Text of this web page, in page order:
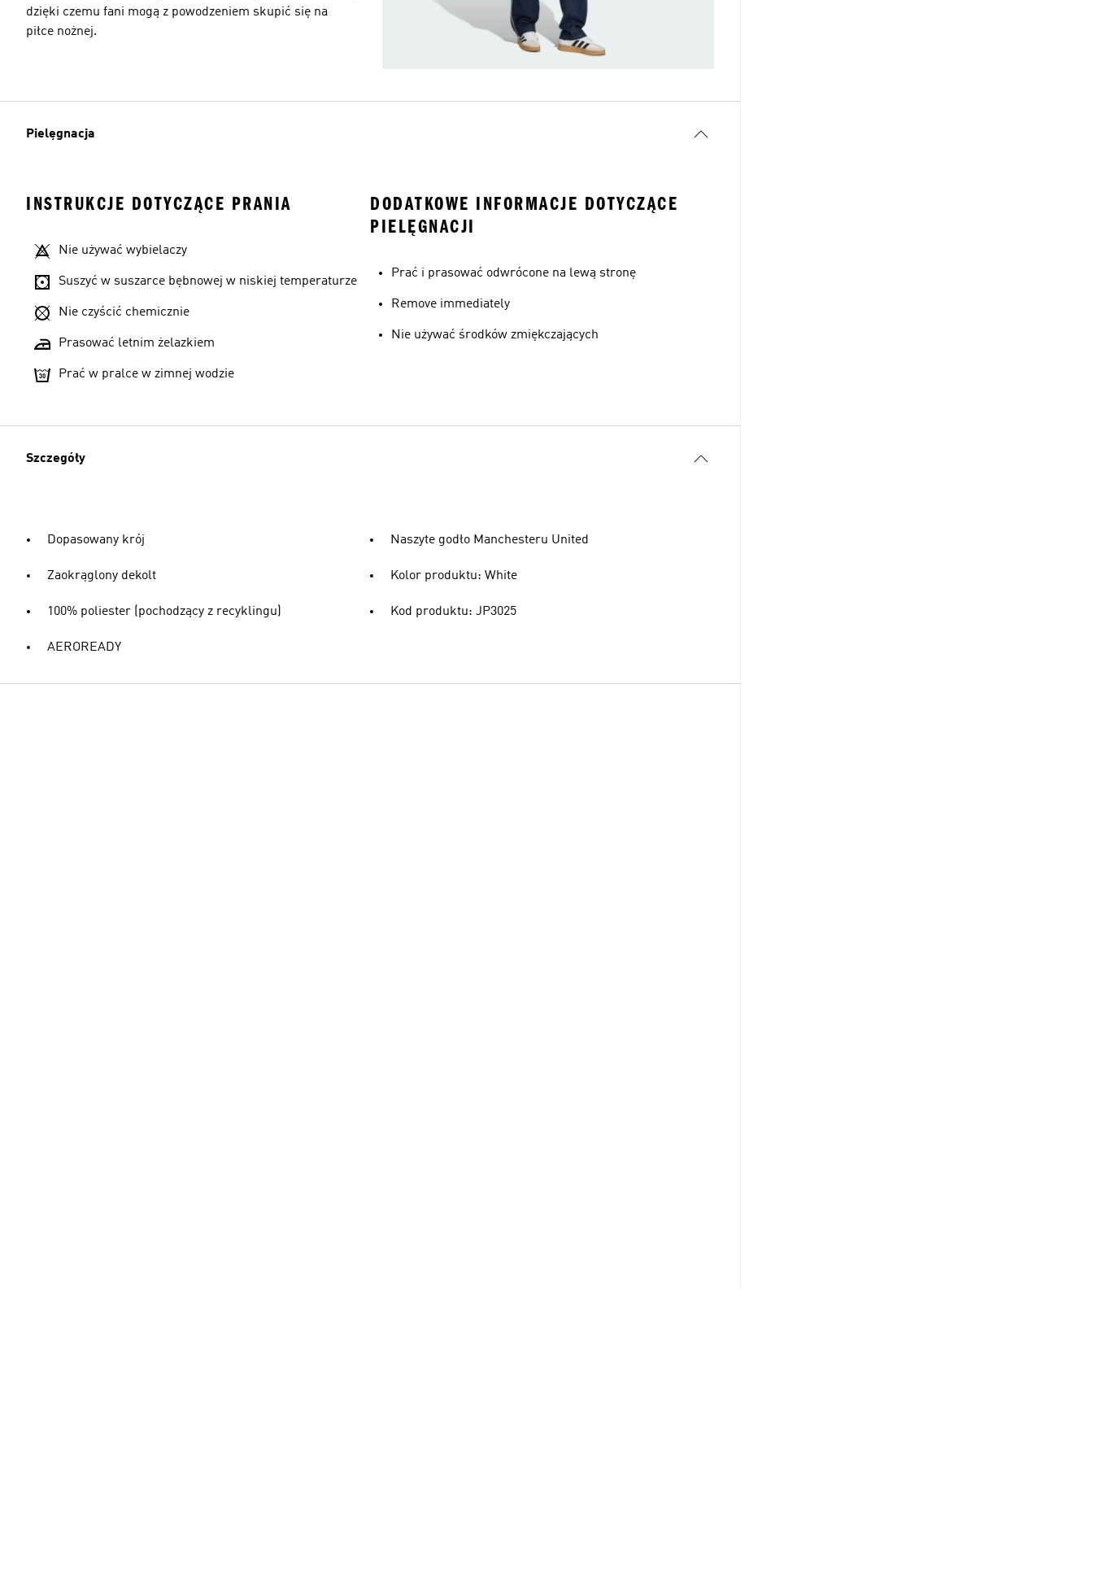
dzięki czemu fani mogą z powodzeniem skupić się na
piłce nożnej.
Pielęgnacja
INSTRUKCJE DOTYCZĄCE PRANIA
Nie używać wybielaczy
Suszyć w suszarce bębnowej w niskiej temperaturze
Nie czyścić chemicznie
Prasować letnim żelazkiem
Prać w pralce w zimnej wodzie
DODATKOWE INFORMACJE DOTYCZĄCE
PIELĘGNACJI
Prać i prasować odwrócone na lewą stronę
Remove immediately
Nie używać środków zmiękczających
Szczegóły
Dopasowany krój
Zaokrąglony dekolt
100% poliester (pochodzący z recyklingu)
AEROREADY
Naszyte godło Manchesteru United
Kolor produktu: White
Kod produktu: JP3025